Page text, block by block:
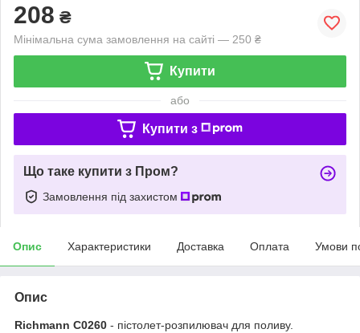
208 ₴
Мінімальна сума замовлення на сайті — 250 ₴
Купити
або
Купити з
Що таке купити з Пром?
Замовлення під захистом
Опис Характеристики Доставка Оплата Умови
Опис
Richmann C0260 - пістолет-розпилювач для поливу.